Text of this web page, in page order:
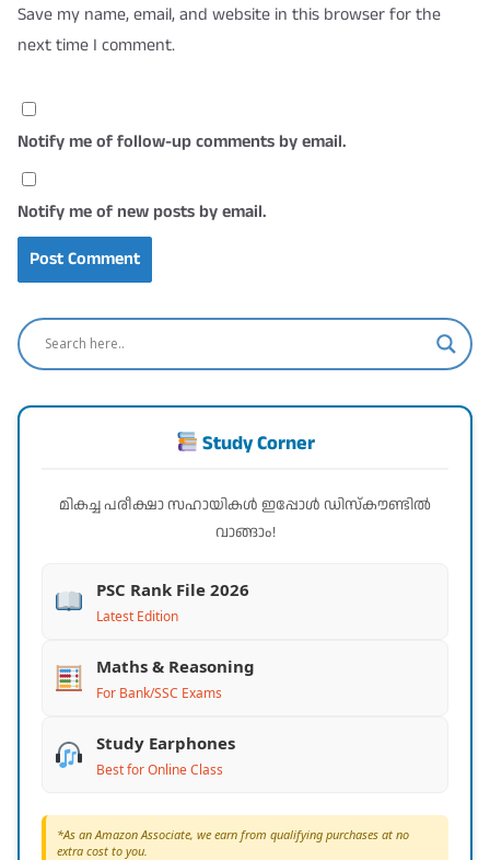
Save my name, email, and website in this browser for the
next time I comment.
Notify me of follow-up comments by email.
Notify me of new posts by email.
Study Corner
മികച്ച പരീക്ഷാ സഹായികൾ ഇപ്പോൾ ഡിസ്കൗണ്ടിൽ
വാങ്ങാം!
PSC Rank File 2026
Latest Edition
Maths & Reasoning
For Bank/SSC Exams
Study Earphones
Best for Online Class
*As an Amazon Associate, we earn from qualifying purchases at no
extra cost to you.